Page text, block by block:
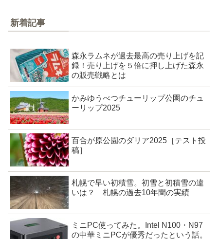
新着記事
森永ラムネが過去最高の売り上げを記
録！売り上げを５倍に押し上げた森永
の販売戦略とは
かみゆうべつチューリップ公園のチュ
ーリップ2025
百合が原公園のダリア2025［テスト投
稿］
札幌で早い初積雪。初雪と初積雪の違
いは？ 札幌の過去10年間の実績
ミニPC使ってみた。Intel N100・N97
の中華ミニPCが優秀だったという話。